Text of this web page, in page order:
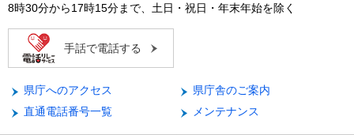
8時30分から17時15分まで、土日・祝日・年末年始を除く
手話で電話する
県庁へのアクセス
県庁舎のご案内
直通電話番号一覧
メンテナンス